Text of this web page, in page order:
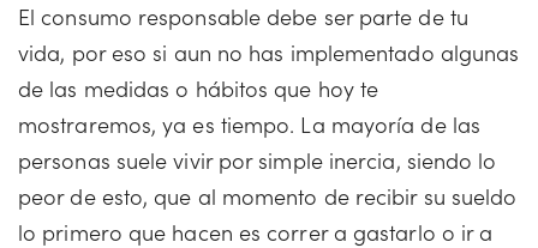
El consumo responsable debe ser parte de tu
vida, por eso si aun no has implementado algunas
de las medidas o hábitos que hoy te
mostraremos, ya es tiempo. La mayoría de las
personas suele vivir por simple inercia, siendo lo
peor de esto, que al momento de recibir su sueldo
lo primero que hacen es correr a gastarlo o ir a